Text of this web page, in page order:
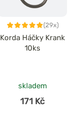
(29x)
Korda Háčky Krank
10ks
skladem
171 Kč